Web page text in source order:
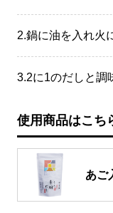
2.鍋に油を入れ火
3.2に1のだしと調
使用商品はこち
あご